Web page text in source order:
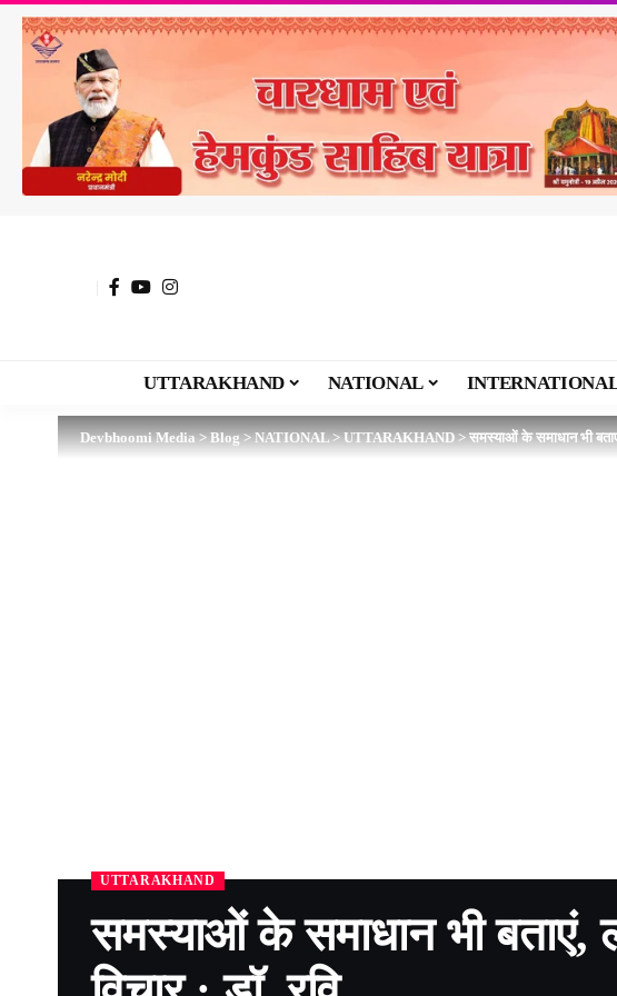
UTTARAKHAND NATIONAL
Devbhoomi Media>Blog>NATIONAL>UTTARAKHAND>समस्याओं के समाधान भी बताएं,
UTTARAKHAND
समस्याओं के समाधान भी बताएं,